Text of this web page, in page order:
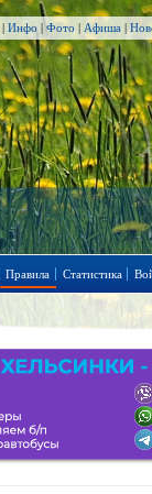
| Инфо | Фото | Афиша |
Правила Статистика